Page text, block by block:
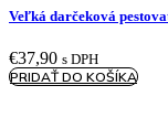
Veľká darčeková
€37,90 s DPH
PRIDAŤ DO KOŠÍKA